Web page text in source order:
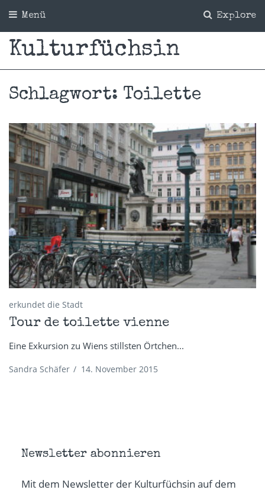
Explore
Menü
Kulturfüchsin
Schlagwort: Toilette
erkundet die Stadt
Tour de toilette vienne
Eine Exkursion zu Wiens stillsten Örtchen...
Sandra Schäfer / 14. November 2015
Newsletter abonnieren
Mit dem Newsletter der Kulturfüchsin auf dem